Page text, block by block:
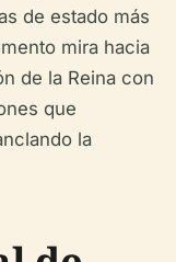
de estado más
mira hacia
de la Reina con
que
la